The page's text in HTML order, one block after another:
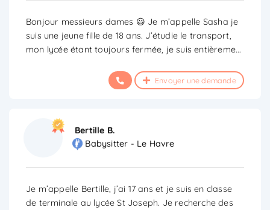
Bonjour messieurs dames 😃 Je m’appelle Sasha je
suis une jeune fille de 18 ans. J’étudie le transport,
mon lycée étant toujours fermée, je suis entièreme...
Envoyer une demande
Bertille B.
Babysitter - Le Havre
Je m’appelle Bertille, j’ai 17 ans et je suis en classe
de terminale au lycée St Joseph. Je recherche des